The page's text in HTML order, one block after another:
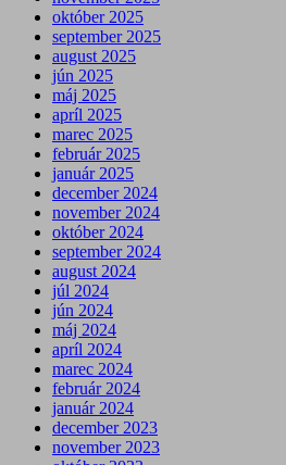
október 2025
september 2025
august 2025
jún 2025
máj 2025
apríl 2025
marec 2025
február 2025
január 2025
december 2024
november 2024
október 2024
september 2024
august 2024
júl 2024
jún 2024
máj 2024
apríl 2024
marec 2024
február 2024
január 2024
december 2023
november 2023